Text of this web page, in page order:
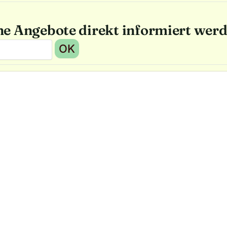
Angebote direkt informiert
OK